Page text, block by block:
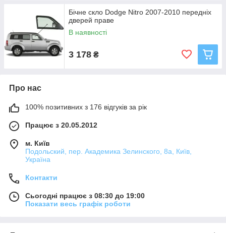
Бічне скло Dodge Nitro 2007-2010 передніх
дверей праве
В наявності
3 178 ₴
Про нас
100% позитивних з 176 відгуків за рік
Працює з 20.05.2012
м. Київ
Подольский, пер. Академика Зелинского, 8а, Київ,
Україна
Контакти
Сьогодні працює з 08:30 до 19:00
Показати весь графік роботи